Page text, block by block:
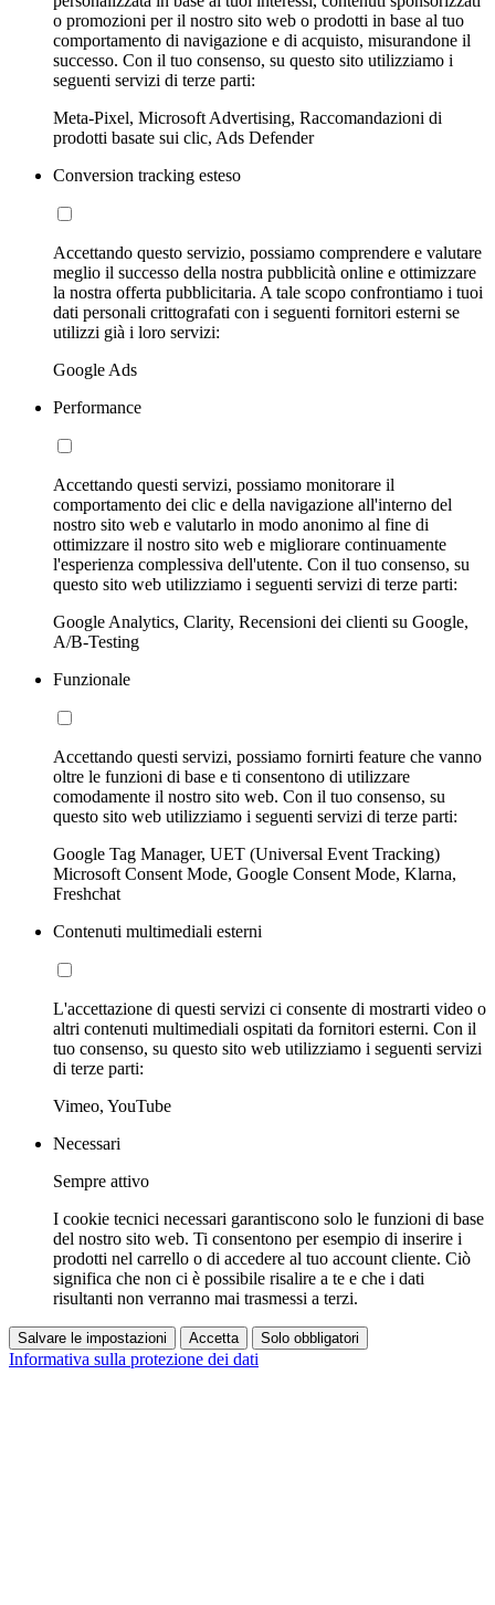
o promozioni per il nostro sito web o prodotti in base al tuo
comportamento di navigazione e di acquisto, misurandone il
successo. Con il tuo consenso, su questo sito utilizziamo i
seguenti servizi di terze parti:
Meta-Pixel, Microsoft Advertising, Raccomandazioni di
prodotti basate sui clic, Ads Defender
Conversion tracking esteso
Accettando questo servizio, possiamo comprendere e valutare
meglio il successo della nostra pubblicità online e ottimizzare
la nostra offerta pubblicitaria. A tale scopo confrontiamo i tuoi
dati personali crittografati con i seguenti fornitori esterni se
utilizzi già i loro servizi:
Google Ads
Performance
Accettando questi servizi, possiamo monitorare il
comportamento dei clic e della navigazione all'interno del
nostro sito web e valutarlo in modo anonimo al fine di
ottimizzare il nostro sito web e migliorare continuamente
l'esperienza complessiva dell'utente. Con il tuo consenso, su
questo sito web utilizziamo i seguenti servizi di terze parti:
Google Analytics, Clarity, Recensioni dei clienti su Google,
A/B-Testing
Funzionale
Accettando questi servizi, possiamo fornirti feature che vanno
oltre le funzioni di base e ti consentono di utilizzare
comodamente il nostro sito web. Con il tuo consenso, su
questo sito web utilizziamo i seguenti servizi di terze parti:
Google Tag Manager, UET (Universal Event Tracking)
Microsoft Consent Mode, Google Consent Mode, Klarna,
Freshchat
Contenuti multimediali esterni
L'accettazione di questi servizi ci consente di mostrarti video o
altri contenuti multimediali ospitati da fornitori esterni. Con il
tuo consenso, su questo sito web utilizziamo i seguenti servizi
di terze parti:
Vimeo, YouTube
Necessari
Sempre attivo
I cookie tecnici necessari garantiscono solo le funzioni di base
del nostro sito web. Ti consentono per esempio di inserire i
prodotti nel carrello o di accedere al tuo account cliente. Ciò
significa che non ci è possibile risalire a te e che i dati
risultanti non verranno mai trasmessi a terzi.
Salvare le impostazioni Accetta Solo obbligatori
Informativa sulla protezione dei dati